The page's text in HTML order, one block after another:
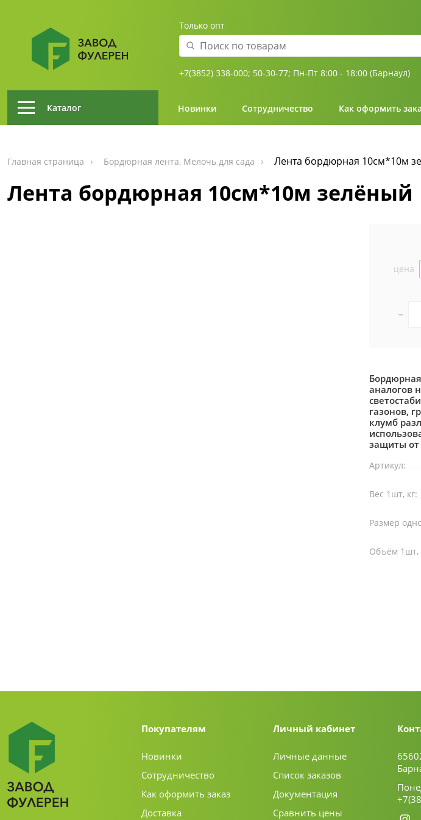
Только опт
+7(3852) 338-000; 50-30-77; Пн-Пт 8:00 - 18:00 (Барнаул)
Каталог Новинки Сотрудничество Как оформить
Главная страница Бордюрная лента, Мелочь для сада Лента бордюрная 10см*10м
Лента бордюрная 10см*10м зелёный
цена
аналогов
газонов,
клумб
защиты от
Артикул:
Вес 1шт, кг:
Размер
Объём 1шт,
Покупателям
Новинки
Сотрудничество
Как оформить заказ
Доставка
Личный кабинет
Личные данные
Список заказов
Документация
Сравнить цены